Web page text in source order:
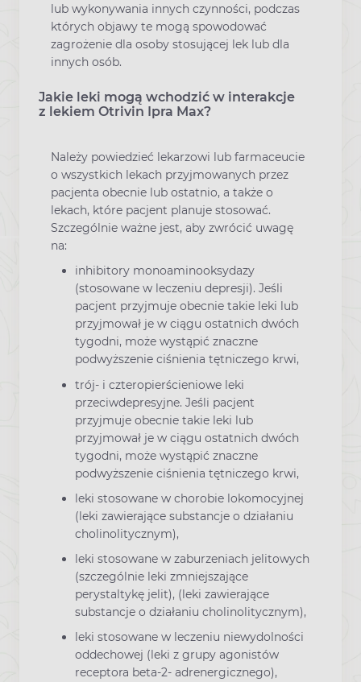
lub wykonywania innych czynności, podczas
których objawy te mogą spowodować
zagrożenie dla osoby stosującej lek lub dla
innych osób.
Jakie leki mogą wchodzić w interakcje
z lekiem Otrivin Ipra Max?
Należy powiedzieć lekarzowi lub farmaceucie
o wszystkich lekach przyjmowanych przez
pacjenta obecnie lub ostatnio, a także o
lekach, które pacjent planuje stosować.
Szczególnie ważne jest, aby zwrócić uwagę
na:
inhibitory monoaminooksydazy
(stosowane w leczeniu depresji). Jeśli
pacjent przyjmuje obecnie takie leki lub
przyjmował je w ciągu ostatnich dwóch
tygodni, może wystąpić znaczne
podwyższenie ciśnienia tętniczego krwi,
trój- i czteropierścieniowe leki
przeciwdepresyjne. Jeśli pacjent
przyjmuje obecnie takie leki lub
przyjmował je w ciągu ostatnich dwóch
tygodni, może wystąpić znaczne
podwyższenie ciśnienia tętniczego krwi,
leki stosowane w chorobie lokomocyjnej
(leki zawierające substancje o działaniu
cholinolitycznym),
leki stosowane w zaburzeniach jelitowych
(szczególnie leki zmniejszające
perystaltykę jelit), (leki zawierające
substancje o działaniu cholinolitycznym),
leki stosowane w leczeniu niewydolności
oddechowej (leki z grupy agonistów
receptora beta-2- adrenergicznego),